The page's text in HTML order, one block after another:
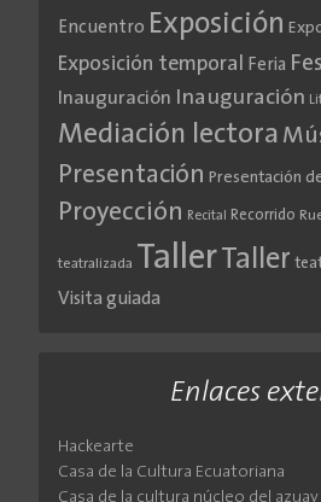
Encuentro Exposición
Exposición temporal Feria
Inauguración Inauguración
Mediación lectora
Presentación Presentación
Proyección Recital Recorrido
teatralizada Taller Taller
Visita guiada
Enlaces
Hackearte
Casa de la Cultura Ecuatoriana
Casa de la cultura núcleo del azuay